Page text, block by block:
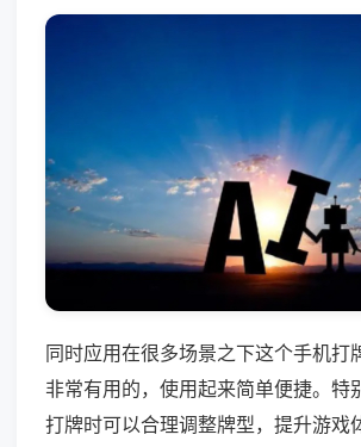
同时应用在很多场景之下这个手机打
非常有用的，使用起来简单便捷。特
打牌时可以合理调整牌型，提升游戏